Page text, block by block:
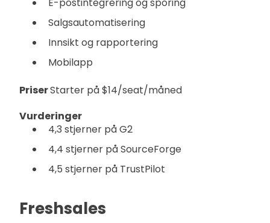
Salgsautomatisering
Innsikt og rapportering
Mobilapp
PriserStarter på $14/seat/måned
Vurderinger
4,3 stjerner på G2
4,4 stjerner på SourceForge
4,5 stjerner på TrustPilot
Freshsales